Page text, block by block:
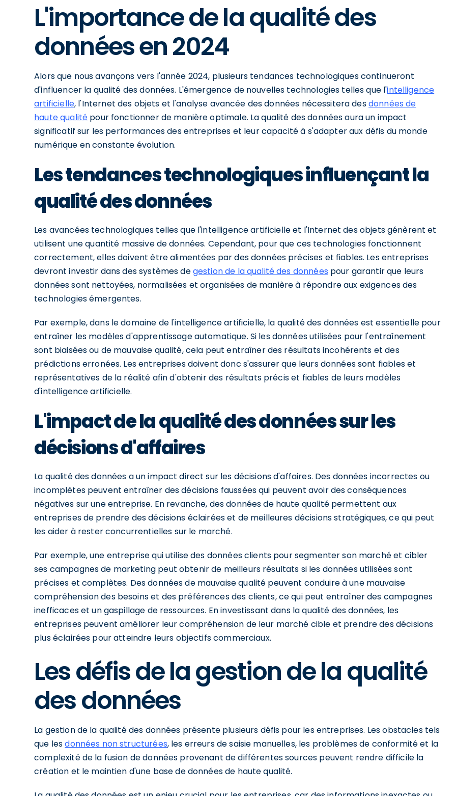
L'importance de la qualité des
données en 2024
Alors que nous avançons vers l'année 2024, plusieurs tendances technologiques continueront
d'influencer la qualité des données. L'émergence de nouvelles technologies telles que l'intelligence
artificielle, l'Internet des objets et l'analyse avancée des données nécessitera desdonnées de
haute qualité pour fonctionner de manière optimale. La qualité des données aura un impact
significatif sur les performances des entreprises et leur capacité à s'adapter aux défis du monde
numérique en constante évolution.
Les tendances technologiques influençant la
qualité des données
Les avancées technologiques telles que l'intelligence artificielle et l'Internet des objets génèrent et
utilisent une quantité massive de données. Cependant, pour que ces technologies fonctionnent
correctement, elles doivent être alimentées par des données précises et fiables. Les entreprises
devront investir dans des systèmes degestion de la qualité des données pour garantir que leurs
données sont nettoyées, normalisées et organisées de manière à répondre aux exigences des
technologies émergentes.
Par exemple, dans le domaine de l'intelligence artificielle, la qualité des données est essentielle pour
entraîner les modèles d'apprentissage automatique. Si les données utilisées pour l'entraînement
sont biaisées ou de mauvaise qualité, cela peut entraîner des résultats incohérents et des
prédictions erronées. Les entreprises doivent donc s'assurer que leurs données sont fiables et
représentatives de la réalité afin d'obtenir des résultats précis et fiables de leurs modèles
d'intelligence artificielle.
L'impact de la qualité des données sur les
décisions d'affaires
La qualité des données a un impact direct sur les décisions d'affaires. Des données incorrectes ou
incomplètes peuvent entraîner des décisions faussées qui peuvent avoir des conséquences
négatives sur une entreprise. En revanche, des données de haute qualité permettent aux
entreprises de prendre des décisions éclairées et de meilleures décisions stratégiques, ce qui peut
les aider à rester concurrentielles sur le marché.
Par exemple, une entreprise qui utilise des données clients pour segmenter son marché et cibler
ses campagnes de marketing peut obtenir de meilleurs résultats si les données utilisées sont
précises et complètes. Des données de mauvaise qualité peuvent conduire à une mauvaise
compréhension des besoins et des préférences des clients, ce qui peut entraîner des campagnes
inefficaces et un gaspillage de ressources. En investissant dans la qualité des données, les
entreprises peuvent améliorer leur compréhension de leur marché cible et prendre des décisions
plus éclairées pour atteindre leurs objectifs commerciaux.
Les défis de la gestion de la qualité
des données
La gestion de la qualité des données présente plusieurs défis pour les entreprises. Les obstacles tels
que lesdonnées non structurées, les erreurs de saisie manuelles, les problèmes de conformité et la
complexité de la fusion de données provenant de différentes sources peuvent rendre difficile la
création et le maintien d'une base de données de haute qualité.